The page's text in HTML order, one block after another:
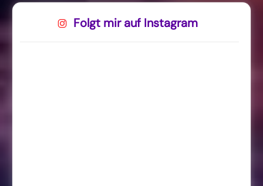
Folgt mir auf Instagram